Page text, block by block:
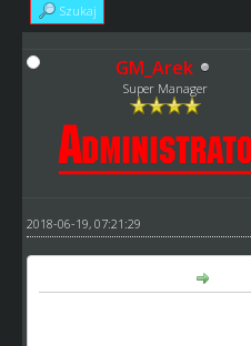
Szukaj
GM_Arek
Super Manager
2018-06-19, 07:21:29